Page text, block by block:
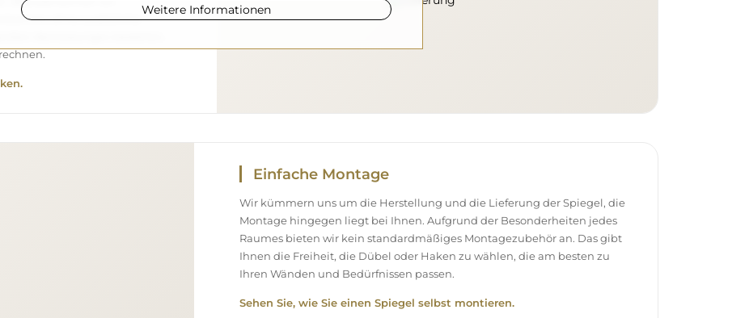
ohne zusätzliche
Abmessungen bestellen,
Einfache Montage
Wir kümmern uns um die Herstellung und die Lieferung der Spiegel, die
Montage hingegen liegt bei Ihnen. Aufgrund der Besonderheiten jedes
Raumes bieten wir kein standardmäßiges Montagezubehör an. Das gibt
Ihnen die Freiheit, die Dübel oder Haken zu wählen, die am besten zu
Ihren Wänden und Bedürfnissen passen.
Sehen Sie, wie Sie einen Spiegel selbst montieren.
Weitere Informationen